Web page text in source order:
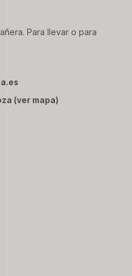
Para llevar o para
(ver mapa)